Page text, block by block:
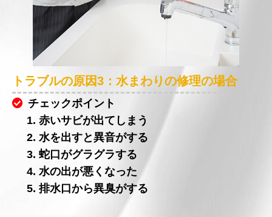
トラブルの原因3：水まわりの修理の場合
チェックポイント
1. 赤いサビが出てしまう
2. 水を出すと異音がする
3. 蛇口がグラグラする
4. 水の出が悪くなった
5. 排水口から異臭がする